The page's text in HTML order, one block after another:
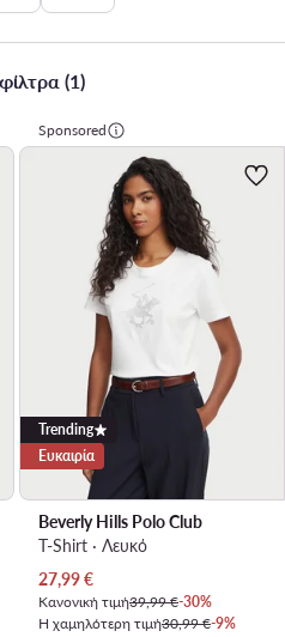
(1)
Sponsored
Trending
Ευκαιρία
Beverly Hills Polo Club
T-Shirt · Λευκό
Τρέχουσα τιμή
27,99€
Κανονική τιμή39,99 €-30%
Η χαμηλότερη τιμή30,99 €-9%